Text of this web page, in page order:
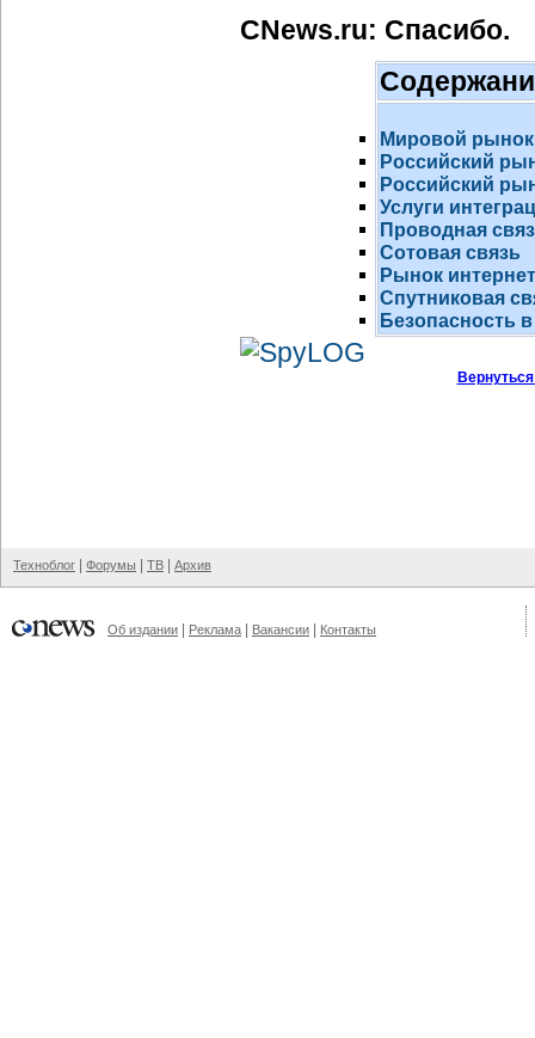
CNews.ru: Спасибо.
Мировой рынок
Российский
Российский
Услуги
Проводная
Сотовая связь
Рынок
Спутниковая
Безопасность
Техноблог Форумы ТВ Архив
Об издании Реклама Вакансии Контакты